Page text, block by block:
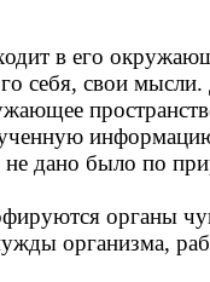
в его
себя, свои
дано было по
органы
организма,